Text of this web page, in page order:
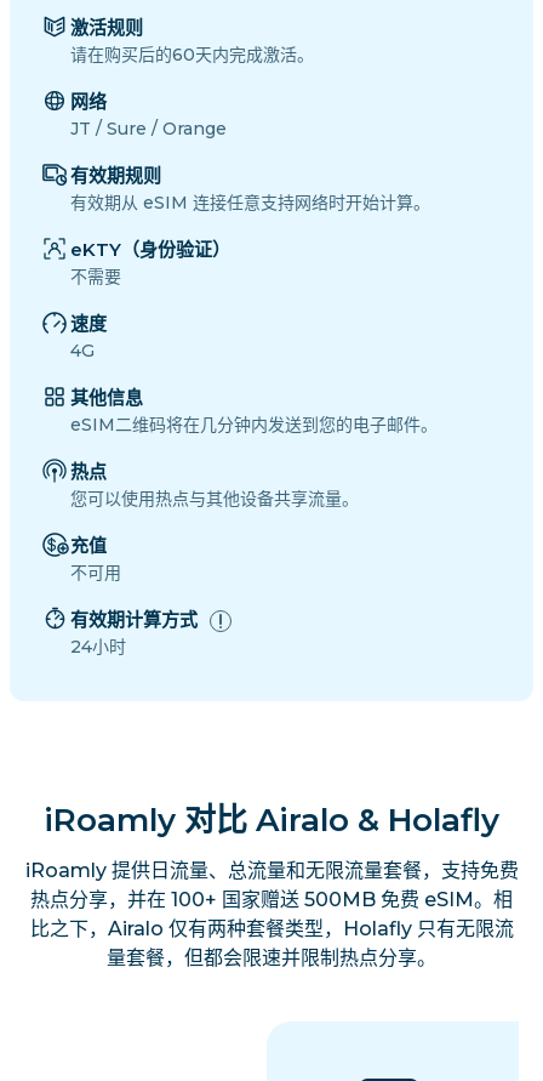
激活规则
请在购买后的60天内完成激活。
网络
JT / Sure / Orange
有效期规则
有效期从 eSIM 连接任意支持网络时开始计算。
eKTY（身份验证）
不需要
速度
4G
其他信息
eSIM二维码将在几分钟内发送到您的电子邮件。
热点
您可以使用热点与其他设备共享流量。
充值
不可用
有效期计算方式
24小时
iRoamly 对比 Airalo & Holafly
iRoamly 提供日流量、总流量和无限流量套餐，支持免费
热点分享，并在 100+ 国家赠送 500MB 免费 eSIM。相
比之下，Airalo 仅有两种套餐类型，Holafly 只有无限流
量套餐，但都会限速并限制热点分享。